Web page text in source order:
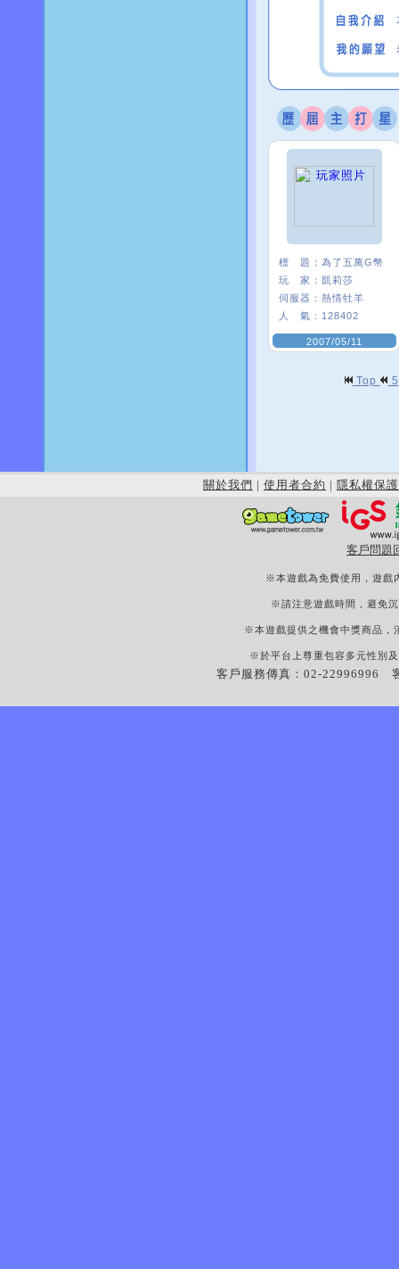
標 題： 為了五萬G幣
玩 家： 凱莉莎
伺服器： 熱情牡羊
人 氣： 128402
2007/05/11
Top 5
關於我們 | 使用者合約 | 隱私權保護
客戶問題
※本遊戲為免費使用，遊戲
※請注意遊戲時間，避免
※本遊戲提供之機會中獎商品，
※於平台上尊重包容多元性別
客戶服務傳真：02-22996996